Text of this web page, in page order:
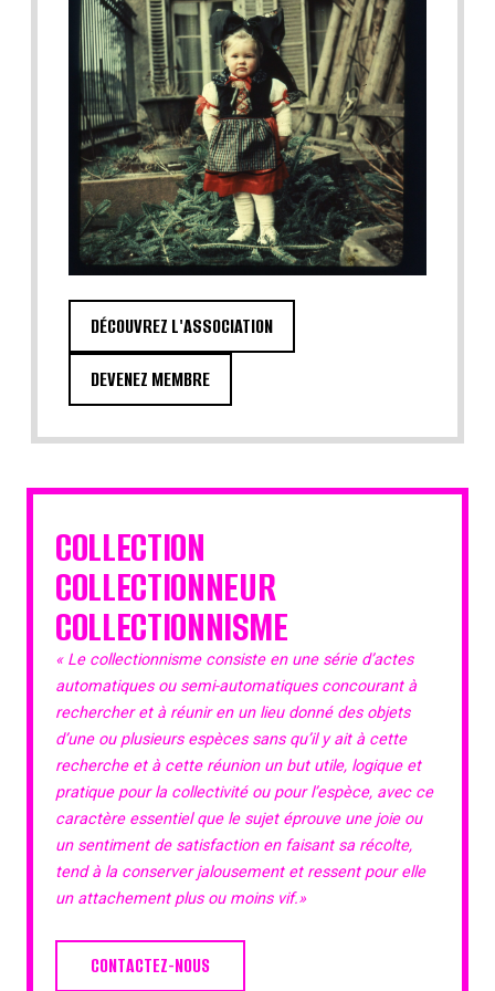
DÉCOUVREZ L'ASSOCIATION
DEVENEZ MEMBRE
COLLECTION
COLLECTIONNEUR
COLLECTIONNISME
« Le collectionnisme consiste en une série d’actes
automatiques ou semi-automatiques concourant à
rechercher et à réunir en un lieu donné des objets
d’une ou plusieurs espèces sans qu’il y ait à cette
recherche et à cette réunion un but utile, logique et
pratique pour la collectivité ou pour l’espèce, avec ce
caractère essentiel que le sujet éprouve une joie ou
un sentiment de satisfaction en faisant sa récolte,
tend à la conserver jalousement et ressent pour elle
un attachement plus ou moins vif.»
CONTACTEZ-NOUS